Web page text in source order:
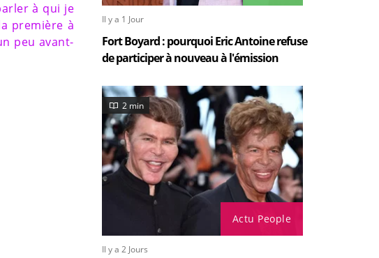
à qui je
première à
peu avant-
Il y a 1 Jour
Fort Boyard : pourquoi Eric Antoine refuse
de participer à nouveau à l'émission
Actu People
2 min
Il y a 2 Jours